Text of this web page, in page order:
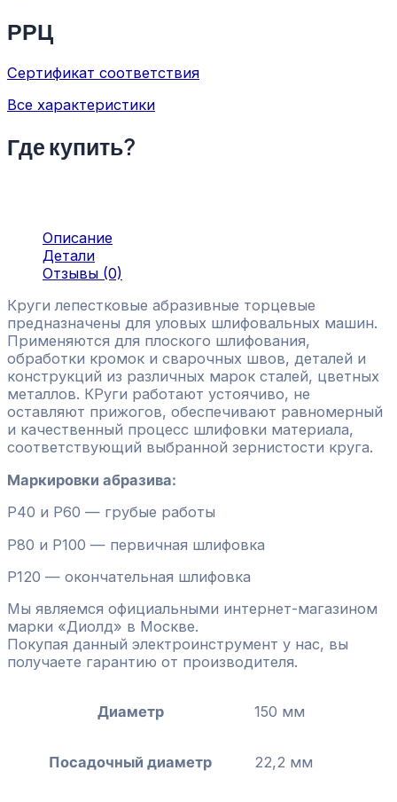
РРЦ
Сертификат соответствия
Все характеристики
Где купить?
Описание
Детали
Отзывы (0)
Круги лепестковые абразивные торцевые
предназначены для уловых шлифовальных машин.
Применяются для плоского шлифования,
обработки кромок и сварочных швов, деталей и
конструкций из различных марок сталей, цветных
металлов. КРуги работают устоячиво, не
оставляют прижогов, обеспечивают равномерный
и качественный процесс шлифовки материала,
соответствующий выбранной зернистости круга.
Маркировки абразива:
P40 и P60 — грубые работы
P80 и P100 — первичная шлифовка
P120 — окончательная шлифовка
Мы являемся официальными интернет-магазином
марки «Диолд» в Москве.
Покупая данный электроинструмент у нас, вы
получаете гарантию от производителя.
Диаметр 150 мм
Посадочный диаметр 22,2 мм